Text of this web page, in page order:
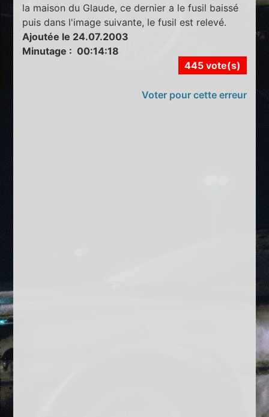
la maison du Glaude, ce dernier a le fusil baissé
puis dans l'image suivante, le fusil est relevé.
Ajoutée le 24.07.2003
Minutage : 00:14:18
445 vote(s)
Voter pour cette erreur